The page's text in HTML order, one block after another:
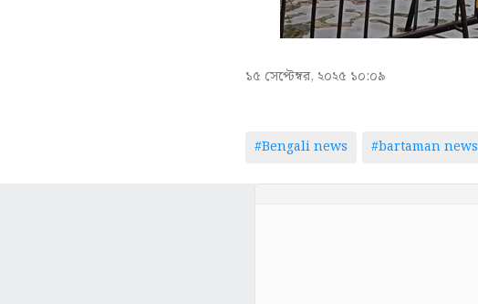
১৫ সেপ্টেম্বর, ২০২৫ ১০:০৯
#Bengali news #bartaman news